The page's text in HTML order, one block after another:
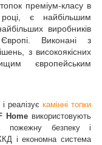
преміум-класу в
є найбільшим
виробників
Виконані з
з високоякісних
європейським
реалізує камінні топки
Home використовують
пожежну безпеку і
ККД і економна система